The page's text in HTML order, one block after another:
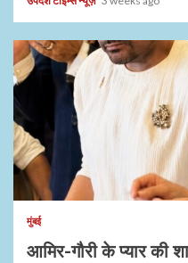
1 min read
मुंबई
आमिर-गौरी के प्यार की